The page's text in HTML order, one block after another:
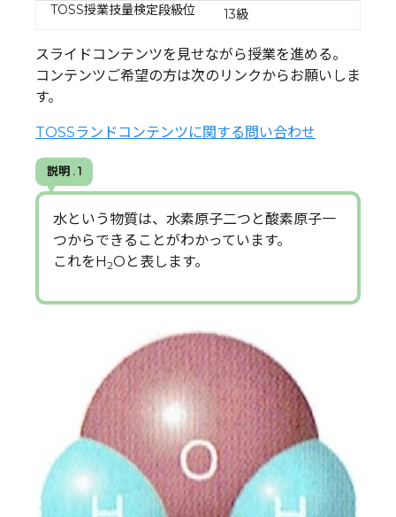
TOSS授業技量検定段級位
13級
スライドコンテンツを見せながら授業を進める。
コンテンツご希望の方は次のリンクからお願いしま
す。
TOSSランドコンテンツに関する問い合わせ
説明 . 1
水という物質は、水素原子二つと酸素原子一
つからできることがわかっています。
これをH2Oと表します。